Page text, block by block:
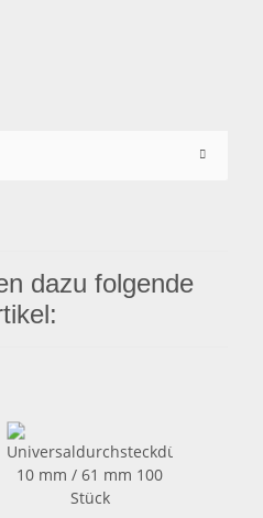
dazu folgende